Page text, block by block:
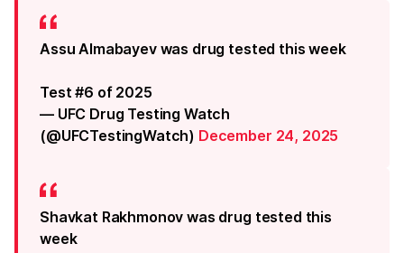
Assu Almabayev was drug tested this week
Test #6 of 2025
— UFC Drug Testing Watch
(@UFCTestingWatch) December 24, 2025
Shavkat Rakhmonov was drug tested this
week